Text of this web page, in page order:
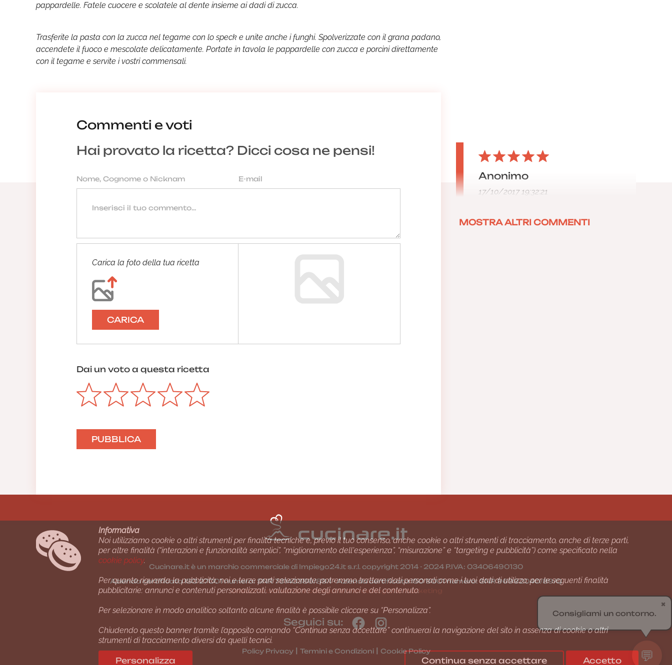
pappardelle. Fatele cuocere e scolatele al dente insieme ai dadi di zucca.
Trasferite la pasta con la zucca nel tegame con lo speck e unite anche i funghi. Spolverizzate con il grana padano,
accendete il fuoco e mescolate delicatamente. Portate in tavola le pappardelle con zucca e porcini direttamente
con il tegame e servite i vostri commensali.
Commenti e voti
Hai provato la ricetta? Dicci cosa ne pensi!
Carica la foto della tua ricetta
CARICA
Dai un voto a questa ricetta
Anonimo
17/10/2017 19:32:21
MOSTRA ALTRI COMMENTI
Cucinare.it è un marchio commerciale di Impiego24.it s.r.l. copyright 2014 - 2024 P.IVA: 03406490130
Azienda certiﬁcata ISO 27001 numero: SNR 73140386/89/I - Azienda certiﬁcata ISO 9001 numero: SNR 96992040/89/Q
Gestione consensi e categorie merceologiche marketing
Seguici su:
Policy Privacy| Termini e Condizioni| Cookie Policy
Informativa
Noi utilizziamo cookie o altri strumenti per finalità tecniche e, previo il tuo consenso, anche cookie o altri strumenti di tracciamento, anche di terze parti,
per altre finalità (“interazioni e funzionalità semplici”, “miglioramento dell'esperienza”, “misurazione” e “targeting e pubblicità”) come specificato nella
cookie policy.
Per quanto riguarda la pubblicità, noi e terze parti selezionate, potremmo trattare dati personali come i tuoi dati di utilizzo, per le seguenti finalità
pubblicitarie: annunci e contenuti personalizzati, valutazione degli annunci e del contenuto.
Per selezionare in modo analitico soltanto alcune finalità è possibile cliccare su “Personalizza”.
Chiudendo questo banner tramite l’apposito comando “Continua senza accettare” continuerai la navigazione del sito in assenza di cookie o altri
strumenti di tracciamento diversi da quelli tecnici.
Personalizza Continua senza accettare Accetto
✖
Consigliami un contorno.
💬